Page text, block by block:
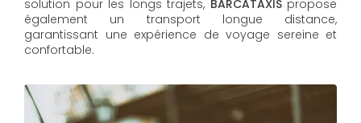
solution pour les longs trajets, BARCATAXISpropose
également un transport longue distance,
garantissant une expérience de voyage sereine et
confortable.